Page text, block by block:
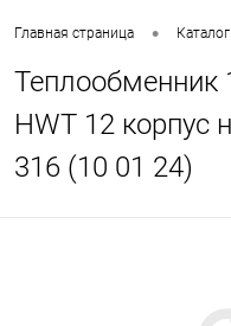
Главная страница •
Теплообменник
HWT 12 корпус
316 (10 01 24)